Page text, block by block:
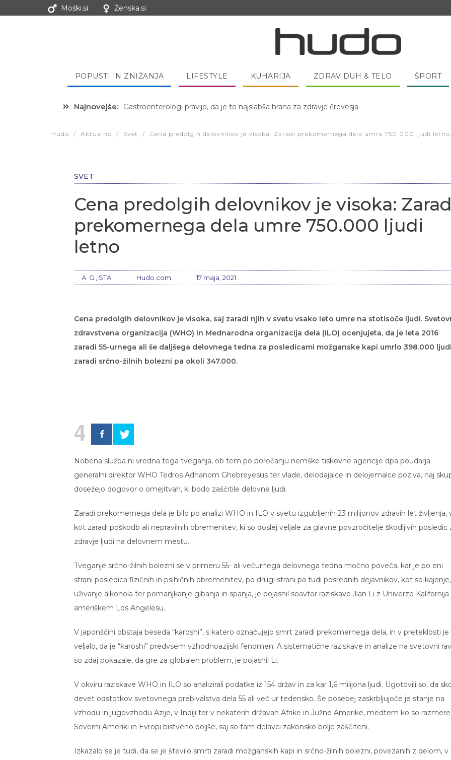
Moški.si Ženska.si
POPUSTI IN ZNIŽANJA LIFESTYLE KUHARIJA ZDRAV DUH & TELO ŠPORT
Najnovejše: Hibernacijska dieta: Zakaj je pred spanjem dobro pojesti žlico medu?
Hudo / Aktualno / Svet / Cena predolgih delovnikov je visoka: Zaradi prekomernega dela umre 750.000 ljudi letno
SVET
Cena predolgih delovnikov je visoka:
prekomernega dela umre 750.000 ljudi
letno
A. G., STA Hudo.com 17 maja, 2021
Cena predolgih delovnikov je visoka, saj zaradi njih v svetu vsako leto umre na stotisoče ljudi.
zdravstvena organizacija (WHO) in Mednarodna organizacija dela (ILO) ocenjujeta, da je leta 2016
zaradi 55-urnega ali še daljšega delovnega tedna za posledicami možganske kapi umrlo 398.000
zaradi srčno-žilnih bolezni pa okoli 347.000.
4
Nobena služba ni vredna tega tveganja, ob tem po poročanju nemške tiskovne agencije dpa poudarja
generalni direktor WHO Tedros Adhanom Ghebreyesus ter vlade, delodajalce in delojemalce poziva, naj
dosežejo dogovor o omejitvah, ki bodo zaščitile delovne ljudi.
Zaradi prekomernega dela je bilo po analizi WHO in ILO v svetu izgubljenih 23 milijonov zdravih let življenja,
kot zaradi poškodb ali nepravilnih obremenitev, ki so doslej veljale za glavne povzročitelje škodljivih posledic
zdravje ljudi na delovnem mestu.
Tveganje srčno-žilnih bolezni se v primeru 55- ali večurnega delovnega tedna močno poveča, kar je po eni
strani posledica fizičnih in psihičnih obremenitev, po drugi strani pa tudi posrednih dejavnikov, kot so kajenje,
uživanje alkohola ter pomanjkanje gibanja in spanja, je pojasnil soavtor raziskave Jian Li z Univerze Kalifornija
ameriškem Los Angelesu.
V japonščini obstaja beseda “karoshi”, s katero označujejo smrt zaradi prekomernega dela, in v preteklosti je
veljalo, da je “karoshi” predvsem vzhodnoazijski fenomen. A sistematične raziskave in analize na svetovni
so zdaj pokazale, da gre za globalen problem, je pojasnil Li.
V okviru raziskave WHO in ILO so analizirali podatke iz 154 držav in za kar 1,6 milijona ljudi. Ugotovili so, da
devet odstotkov svetovnega prebivalstva dela 55 ali več ur tedensko. Še posebej zaskrbljujoče je stanje na
vzhodu in jugovzhodu Azije, v Indiji ter v nekaterih državah Afrike in Južne Amerike, medtem ko so
Severni Ameriki in Evropi bistveno boljše, saj so tam delavci zakonsko bolje zaščiteni.
Izkazalo se je tudi, da se je število smrti zaradi možganskih kapi in srčno-žilnih bolezni, povezanih z delom, v